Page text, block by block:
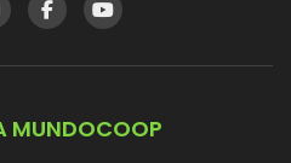
MUNDOCOOP